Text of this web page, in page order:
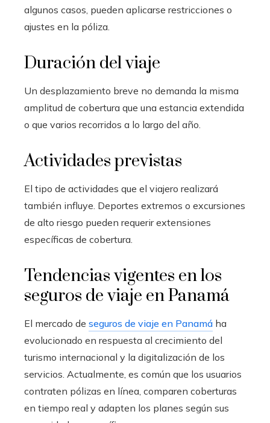
algunos casos, pueden aplicarse restricciones o
ajustes en la póliza.
Duración del viaje
Un desplazamiento breve no demanda la misma
amplitud de cobertura que una estancia extendida
o que varios recorridos a lo largo del año.
Actividades previstas
El tipo de actividades que el viajero realizará
también influye. Deportes extremos o excursiones
de alto riesgo pueden requerir extensiones
específicas de cobertura.
Tendencias vigentes en los
seguros de viaje en Panamá
El mercado de seguros de viaje en Panamá ha
evolucionado en respuesta al crecimiento del
turismo internacional y la digitalización de los
servicios. Actualmente, es común que los usuarios
contraten pólizas en línea, comparen coberturas
en tiempo real y adapten los planes según sus